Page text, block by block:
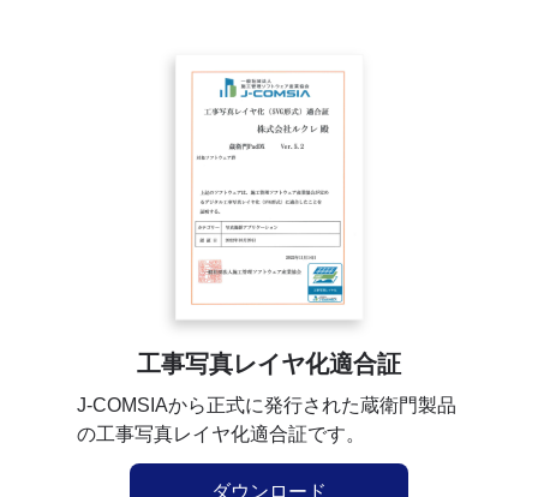
工事写真レイヤ化適合証
J-COMSIAから正式に発行された蔵衛門製品
の工事写真レイヤ化適合証です。
ダウンロード